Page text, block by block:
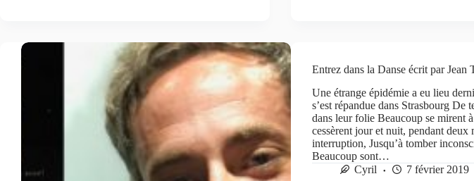
Entrez dans la Danse écrit par Jean
Une étrange épidémie a eu lieu
s’est répandue dans Strasbourg De
dans leur folie Beaucoup se mirent
cessèrent jour et nuit, pendant deux
interruption, Jusqu’à tomber
Beaucoup sont…
Cyril
7 février 2019